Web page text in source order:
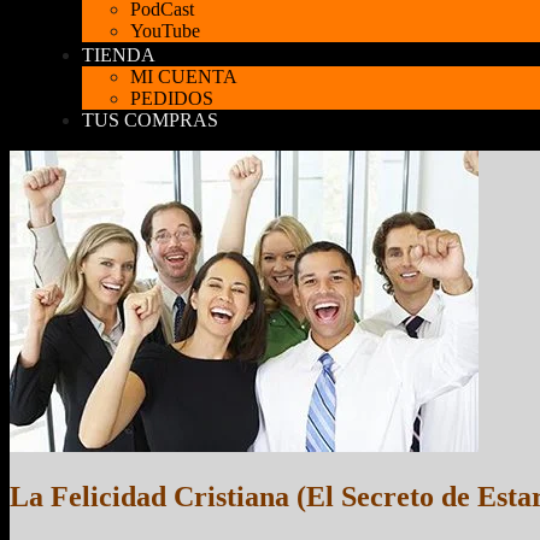
PodCast
YouTube
TIENDA
MI CUENTA
PEDIDOS
TUS COMPRAS
La Felicidad Cristiana (El Secreto de